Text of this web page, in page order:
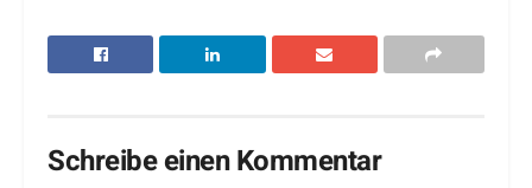
Schreibe einen Kommentar